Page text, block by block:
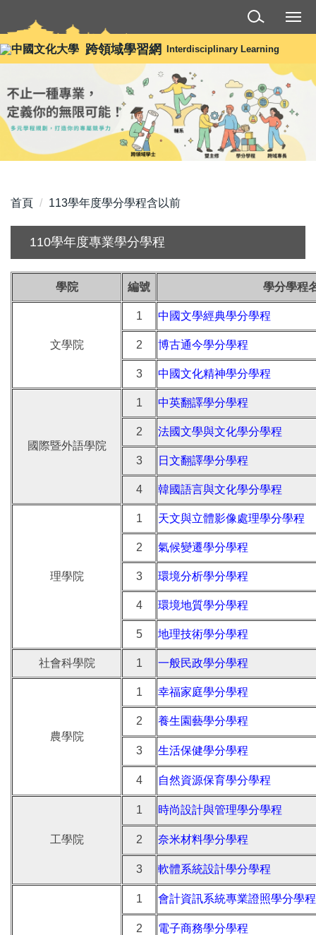
到
主
要
容
區
跨領域學習網 Interdisciplinary Learning
首頁 113學年度學分學程含以前
110學年度專業學分學程
學院 編號 學分學程
文學院
1 中國文學經典學分學程
2 博古通今學分學程
3 中國文化精神學分學程
國際暨外語學院
1 中英翻譯學分學程
2 法國文學與文化學分學程
3 日文翻譯學分學程
4 韓國語言與文化學分學程
理學院
1 天文與立體影像處理學分學程
2 氣候變遷學分學程
3 環境分析學分學程
4 環境地質學分學程
5 地理技術學分學程
社會科學院 1 一般民政學分學程
農學院
1 幸福家庭學分學程
2 養生園藝學分學程
3 生活保健學分學程
4 自然資源保育學分學程
工學院
1 時尚設計與管理學分學程
2 奈米材料學分學程
3 軟體系統設計學分學程
1 會計資訊系統專業證照學分學程
2 電子商務學分學程